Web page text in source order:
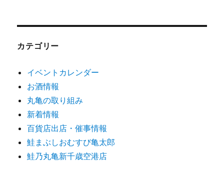
カテゴリー
イベントカレンダー
お酒情報
丸亀の取り組み
新着情報
百貨店出店・催事情報
鮭まぶしおむすび亀太郎
鮭乃丸亀新千歳空港店